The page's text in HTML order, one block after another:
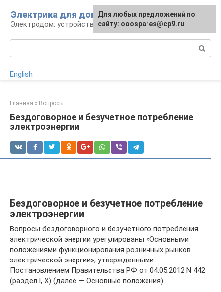
контенту
Электрика для дома
Электродом: устройства, кабели, ремонт
English
Главная » Вопросы
Бездоговорное и безучетное потребление
электроэнергии
Бездоговорное и безучетное потребление
электроэнергии
Вопросы бездоговорного и безучетного потребления
электрической энергии урегулированы «Основными
положениями функционирования розничных рынков
электрической энергии», утвержденными
Постановлением Правительства РФ от 04.05.2012 N 442
(раздел I, X) (далее — Основные положения).
Для любых предложений по
сайту: ooospares@cp9.ru